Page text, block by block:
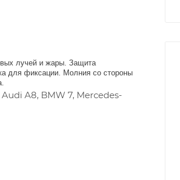
лучей и жары. Защита
для фиксации. Молния со стороны
A8, BMW 7, Mercedes-